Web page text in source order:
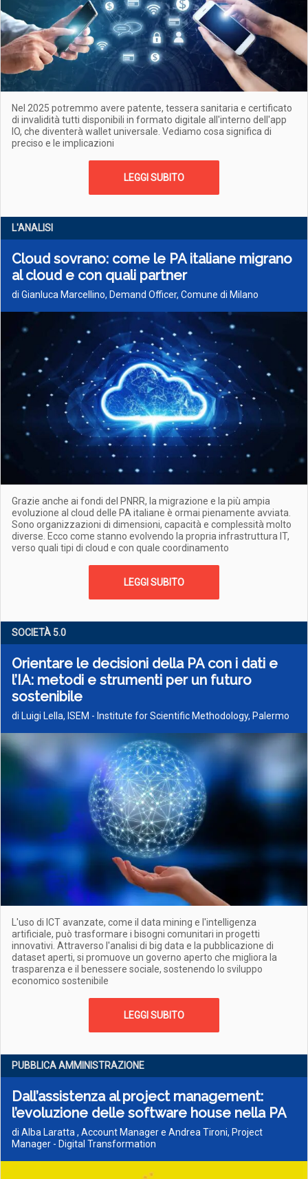
Nel 2025 potremmo avere patente, tessera sanitaria e certificato
di invalidità tutti disponibili in formato digitale all'interno dell'app
IO, che diventerà wallet universale. Vediamo cosa significa di
preciso e le implicazioni
LEGGI SUBITO
L'ANALISI
Cloud sovrano: come le PA italiane migrano
al cloud e con quali partner
di Gianluca Marcellino, Demand Officer, Comune di Milano
Grazie anche ai fondi del PNRR, la migrazione e la più ampia
evoluzione al cloud delle PA italiane è ormai pienamente avviata.
Sono organizzazioni di dimensioni, capacità e complessità molto
diverse. Ecco come stanno evolvendo la propria infrastruttura IT,
verso quali tipi di cloud e con quale coordinamento
LEGGI SUBITO
SOCIETÀ 5­.0
Orientare le decisioni della PA con i dati e
l’IA: metodi e strumenti per un futuro
sostenibile
di Luigi Lella, ISEM - Institute for Scientific Methodology, Palermo
L'uso di ICT avanzate, come il data mining e l'intelligenza
artificiale, può trasformare i bisogni comunitari in progetti
innovativi. Attraverso l'analisi di big data e la pubblicazione di
dataset aperti, si promuove un governo aperto che migliora la
trasparenza e il benessere sociale, sostenendo lo sviluppo
economico sostenibile
LEGGI SUBITO
PUBBLICA AMMINISTRAZIONE
Dall’assistenza al project management:
l’evoluzione delle software house nella PA
di Alba Laratta , Account Manager e Andrea Tironi, Project
Manager - Digital Transformation